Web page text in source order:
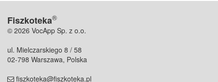
Fiszkoteka®
© 2026 VocApp Sp. z o.o.
ul. Mielczarskiego 8 / 58
02-798 Warszawa, Polska
fiszkoteka@fiszkoteka.pl